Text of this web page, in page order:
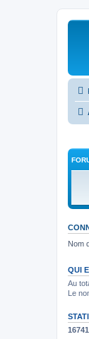
Nom
QUI
Au
Le